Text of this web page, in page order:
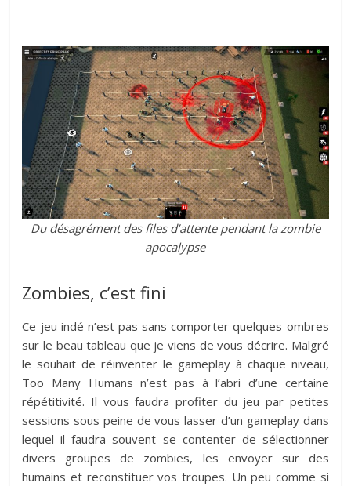
Du désagrément des files d’attente pendant la zombie
apocalypse
Zombies, c’est fini
Ce jeu indé n’est pas sans comporter quelques ombres
sur le beau tableau que je viens de vous décrire. Malgré
le souhait de réinventer le gameplay à chaque niveau,
Too Many Humans n’est pas à l’abri d’une certaine
répétitivité. Il vous faudra profiter du jeu par petites
sessions sous peine de vous lasser d’un gameplay dans
lequel il faudra souvent se contenter de sélectionner
divers groupes de zombies, les envoyer sur des
humains et reconstituer vos troupes. Un peu comme si